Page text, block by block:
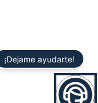
¡Dejame ayudarte!